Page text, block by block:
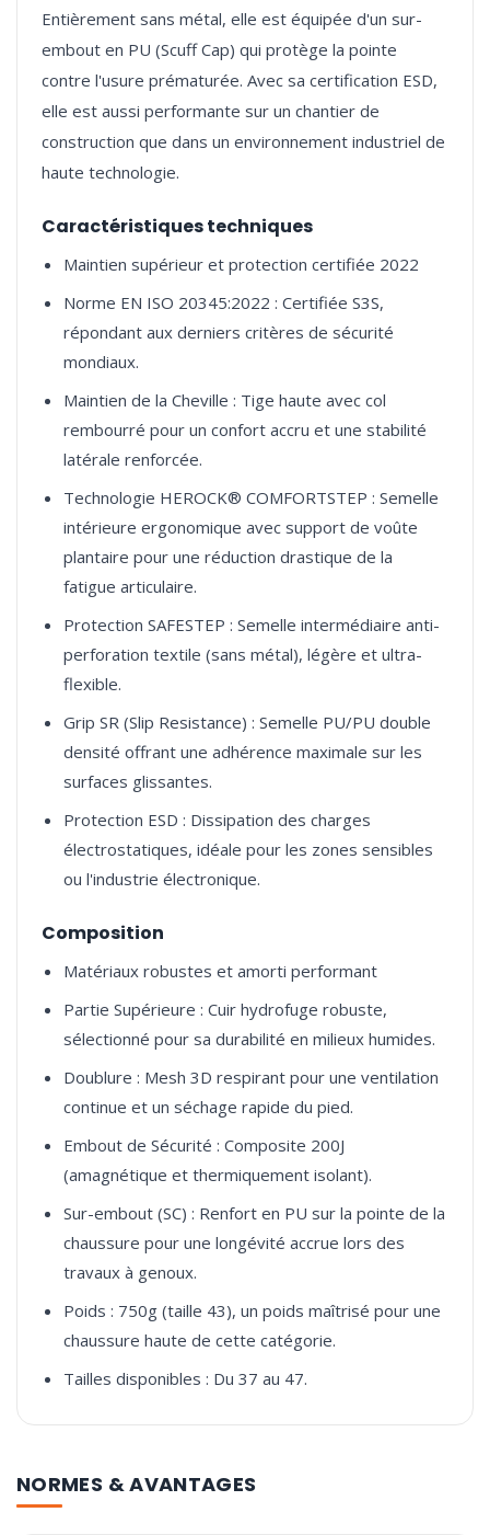
Entièrement sans métal, elle est équipée d'un sur-
embout en PU (Scuff Cap) qui protège la pointe
contre l'usure prématurée. Avec sa certification ESD,
elle est aussi performante sur un chantier de
construction que dans un environnement industriel de
Caractéristiques techniques
Maintien supérieur et protection certifiée 2022
Norme EN ISO 20345:2022 : Certifiée S3S,
répondant aux derniers critères de sécurité
mondiaux.
Maintien de la Cheville : Tige haute avec col
rembourré pour un confort accru et une stabilité
latérale renforcée.
Technologie HEROCK® COMFORTSTEP : Semelle
intérieure ergonomique avec support de voûte
plantaire pour une réduction drastique de la
fatigue articulaire.
Protection SAFESTEP : Semelle intermédiaire anti-
perforation textile (sans métal), légère et ultra-
flexible.
Grip SR (Slip Resistance) : Semelle PU/PU double
densité offrant une adhérence maximale sur les
surfaces glissantes.
Protection ESD : Dissipation des charges
électrostatiques, idéale pour les zones sensibles
ou l'industrie électronique.
Composition
Matériaux robustes et amorti performant
Partie Supérieure : Cuir hydrofuge robuste,
sélectionné pour sa durabilité en milieux humides.
Doublure : Mesh 3D respirant pour une ventilation
continue et un séchage rapide du pied.
Embout de Sécurité : Composite 200J
(amagnétique et thermiquement isolant).
Sur-embout (SC) : Renfort en PU sur la pointe de la
chaussure pour une longévité accrue lors des
travaux à genoux.
Poids : 750g (taille 43), un poids maîtrisé pour une
chaussure haute de cette catégorie.
Tailles disponibles : Du 37 au 47.
NORMES & AVANTAGES